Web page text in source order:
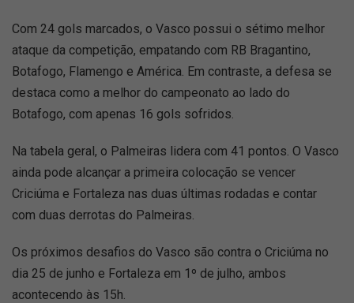
Com 24 gols marcados, o Vasco possui o sétimo melhor
ataque da competição, empatando com RB Bragantino,
Botafogo, Flamengo e América. Em contraste, a defesa se
destaca como a melhor do campeonato ao lado do
Botafogo, com apenas 16 gols sofridos.
Na tabela geral, o Palmeiras lidera com 41 pontos. O Vasco
ainda pode alcançar a primeira colocação se vencer
Criciúma e Fortaleza nas duas últimas rodadas e contar
com duas derrotas do Palmeiras.
Os próximos desafios do Vasco são contra o Criciúma no
dia 25 de junho e Fortaleza em 1º de julho, ambos
acontecendo às 15h.